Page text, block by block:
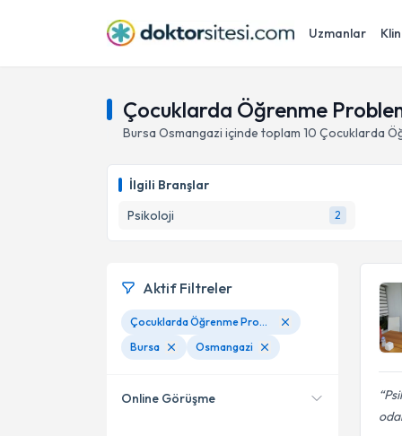
Uzmanlar
Çocuklarda Öğrenme
Bursa Osmangazi içinde toplam 10 Çocuklarda
İlgili Branşlar
Psikoloji
2
Aktif Filtreler
Çocuklarda Öğrenme Problemleri
Bursa
Osmangazi
Online Görüşme